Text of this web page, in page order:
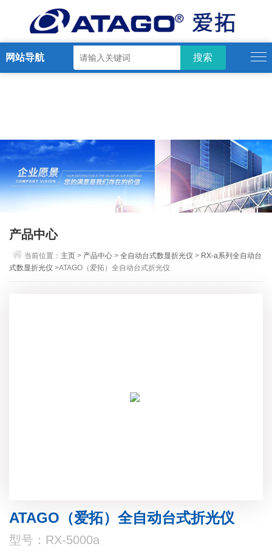
网站导航
产品中心
当前位置： 主页 > 产品中心 >全自动台式数显折光仪 > RX-a系列全自动台
式数显折光仪 >ATAGO（爱拓）全自动台式折光仪
ATAGO（爱拓）全自动台式折光仪
型号：RX-5000a